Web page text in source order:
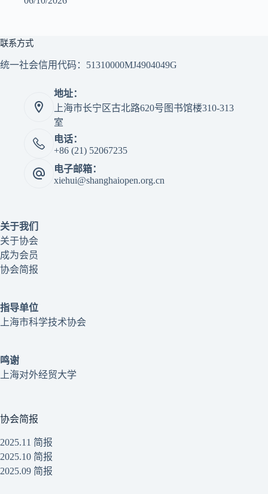
联系方式
统一社会信用代码：51310000MJ4904049G
地址：
上海市长宁区古北路620号图书馆楼310-313
室
电话：
+86 (21) 52067235
电子邮箱：
xiehui@shanghaiopen.org.cn
关于我们
关于协会
成为会员
协会简报
指导单位
上海市科学技术协会
鸣谢
上海对外经贸大学
协会简报
2025.11 简报
2025.10 简报
2025.09 简报